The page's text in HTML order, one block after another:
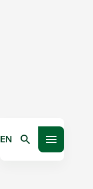
EN ZoekenOpen menu